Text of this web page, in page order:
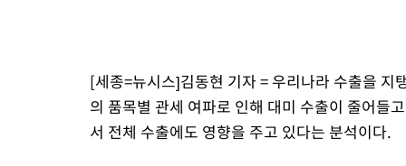
[세종=뉴시스]김동현 기자 = 우리나라 수출을
의 품목별 관세 여파로 인해 대미 수출이 줄어들
서 전체 수출에도 영향을 주고 있다는 분석이다.